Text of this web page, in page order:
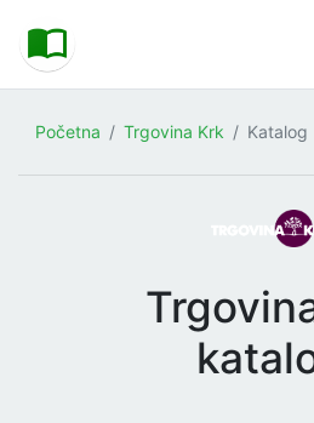
Početna Trgovina Krk Katalog